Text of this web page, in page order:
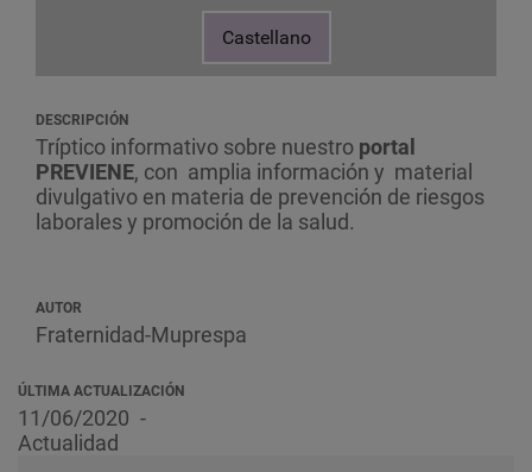
Castellano
DESCRIPCIÓN
Tríptico informativo sobre nuestro portal
PREVIENE, con amplia información y material
divulgativo en materia de prevención de riesgos
laborales y promoción de la salud.
AUTOR
Fraternidad-Muprespa
ÚLTIMA ACTUALIZACIÓN
11/06/2020
Actualidad